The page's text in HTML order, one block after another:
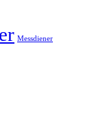
Messdiener